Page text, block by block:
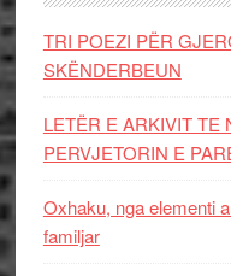
TRI POEZI PËR
SKËNDERBEUN
LETËR E ARKIVIT TE
PERVJETORIN E
Oxhaku, nga elementi
familjar